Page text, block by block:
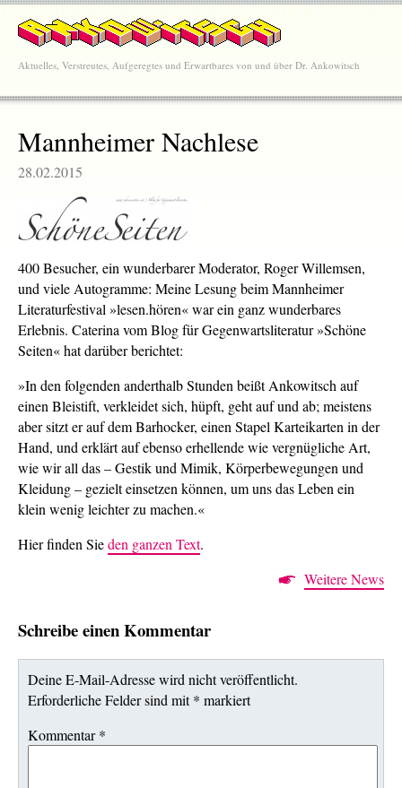
Aktuelles, Verstreutes, Aufgeregtes und Erwartbares von und über Dr. Ankowitsch
Mannheimer Nachlese
28.02.2015
400 Besucher, ein wunderbarer Moderator, Roger Willemsen,
und viele Autogramme: Meine Lesung beim Mannheimer
Literaturfestival »lesen.hören« war ein ganz wunderbares
Erlebnis. Caterina vom Blog für Gegenwartsliteratur »Schöne
Seiten« hat darüber berichtet:
»In den folgenden anderthalb Stunden beißt Ankowitsch auf
einen Bleistift, verkleidet sich, hüpft, geht auf und ab; meistens
aber sitzt er auf dem Barhocker, einen Stapel Karteikarten in der
Hand, und erklärt auf ebenso erhellende wie vergnügliche Art,
wie wir all das – Gestik und Mimik, Körperbewegungen und
Kleidung – gezielt einsetzen können, um uns das Leben ein
klein wenig leichter zu machen.«
Hier finden Sieden ganzen Text.
Weitere News
Schreibe einen Kommentar
Deine E-Mail-Adresse wird nicht veröffentlicht.
Erforderliche Felder sind mit* markiert
Kommentar*